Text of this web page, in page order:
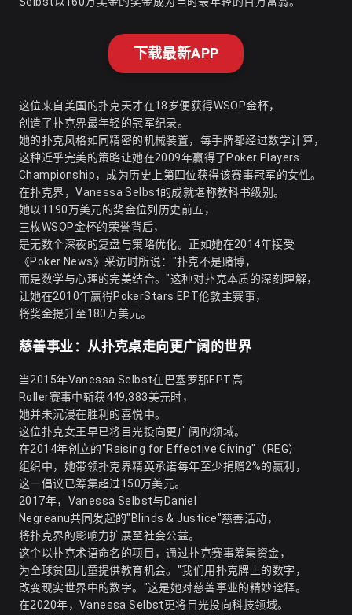
下载最新APP
这位来自美国的扑克天才在18岁便获得WSOP金杯，
创造了扑克界最年轻的冠军纪录。
她的扑克风格如同精密的机械装置，每手牌都经过数学计算，
这种近乎完美的策略让她在2009年赢得了Poker Players
Championship，成为历史上第四位获得该赛事冠军的女性。
在扑克界，Vanessa Selbst的成就堪称教科书级别。
她以1190万美元的奖金位列历史前五，
三枚WSOP金杯的荣誉背后，
是无数个深夜的复盘与策略优化。正如她在2014年接受
《Poker News》采访时所说："扑克不是赌博，
而是数学与心理的完美结合。"这种对扑克本质的深刻理解，
让她在2010年赢得PokerStars EPT伦敦主赛事，
将奖金提升至180万美元。
慈善事业：从扑克桌走向更广阔的世界
当2015年Vanessa Selbst在巴塞罗那EPT高
Roller赛事中斩获449,383美元时，
她并未沉浸在胜利的喜悦中。
这位扑克女王早已将目光投向更广阔的领域。
在2014年创立的"Raising for Effective Giving"（REG）
组织中，她带领扑克界精英承诺每年至少捐赠2%的赢利，
这一倡议已筹集超过150万美元。
2017年，Vanessa Selbst与Daniel
Negreanu共同发起的"Blinds & Justice"慈善活动，
将扑克界的影响力扩展至社会公益。
这个以扑克术语命名的项目，通过扑克赛事筹集资金，
为全球贫困儿童提供教育机会。"我们用扑克牌上的数字，
改变现实世界中的数字。"这是她对慈善事业的精妙诠释。
在2020年，Vanessa Selbst更将目光投向科技领域。